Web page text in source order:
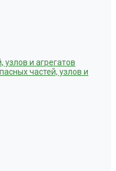
узлов и агрегатов
частей, узлов и